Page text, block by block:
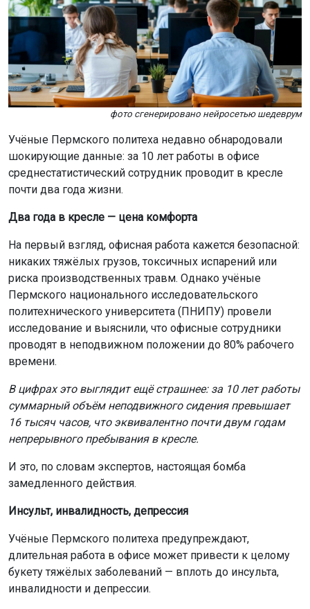
фото сгенерировано нейросетью шедеврум
Учёные Пермского политеха недавно обнародовали
шокирующие данные: за 10 лет работы в офисе
среднестатистический сотрудник проводит в кресле
почти два года жизни.
Два года в кресле — цена комфорта
На первый взгляд, офисная работа кажется безопасной:
никаких тяжёлых грузов, токсичных испарений или
риска производственных травм. Однако учёные
Пермского национального исследовательского
политехнического университета (ПНИПУ) провели
исследование и выяснили, что офисные сотрудники
проводят в неподвижном положении до 80% рабочего
времени.
В цифрах это выглядит ещё страшнее: за 10 лет работы
суммарный объём неподвижного сидения превышает
16 тысяч часов, что эквивалентно почти двум годам
непрерывного пребывания в кресле.
И это, по словам экспертов, настоящая бомба
замедленного действия.
Инсульт, инвалидность, депрессия
Учёные Пермского политеха предупреждают,
длительная работа в офисе может привести к целому
букету тяжёлых заболеваний — вплоть до инсульта,
инвалидности и депрессии.